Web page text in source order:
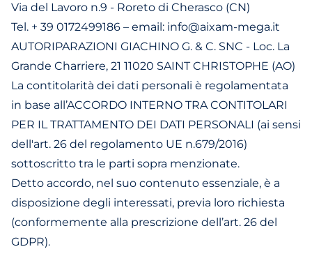
Via del Lavoro n.9 - Roreto di Cherasco (CN)
Tel. + 39 0172499186 – email: info@aixam-mega.it
AUTORIPARAZIONI GIACHINO G. & C. SNC - Loc. La
Grande Charriere, 21 11020 SAINT CHRISTOPHE (AO)
La contitolarità dei dati personali è regolamentata
in base all’ACCORDO INTERNO TRA CONTITOLARI
PER IL TRATTAMENTO DEI DATI PERSONALI (ai sensi
dell'art. 26 del regolamento UE n.679/2016)
sottoscritto tra le parti sopra menzionate.
Detto accordo, nel suo contenuto essenziale, è a
disposizione degli interessati, previa loro richiesta
(conformemente alla prescrizione dell’art. 26 del
GDPR).